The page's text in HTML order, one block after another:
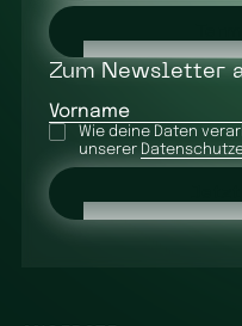
Zum Newsletter
Vorname
Wie deine Daten
unserer